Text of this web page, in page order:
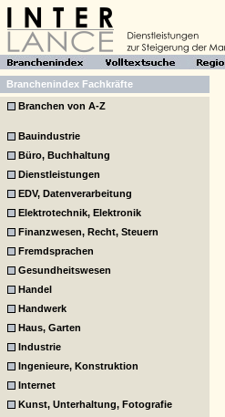
Branchenindex Fachkräfte
Branchen von A-Z
Bauindustrie
Büro, Buchhaltung
Dienstleistungen
EDV, Datenverarbeitung
Elektrotechnik, Elektronik
Finanzwesen, Recht, Steuern
Fremdsprachen
Gesundheitswesen
Handel
Handwerk
Haus, Garten
Industrie
Ingenieure, Konstruktion
Internet
Kunst, Unterhaltung, Fotografie